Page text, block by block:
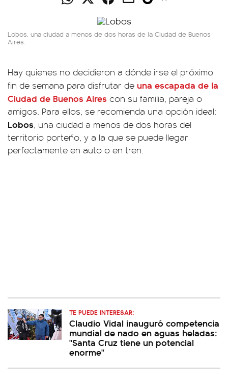
Lobos, una ciudad a menos de dos horas de la Ciudad de Buenos
Aires.
Hay quienes no decidieron a dónde irse el próximo
fin de semana para disfrutar de una escapada de la
Ciudad de Buenos Aires con su familia, pareja o
amigos. Para ellos, se recomienda una opción ideal:
Lobos, una ciudad a menos de dos horas del
territorio porteño, y a la que se puede llegar
perfectamente en auto o en tren.
TE PUEDE INTERESAR:
Claudio Vidal inauguró competencia
mundial de nado en aguas heladas:
"Santa Cruz tiene un potencial
enorme"